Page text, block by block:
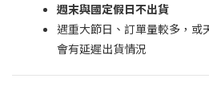
週末與國定假日不出貨
遇重大節日、訂單量較多，或
會有延遲出貨情況